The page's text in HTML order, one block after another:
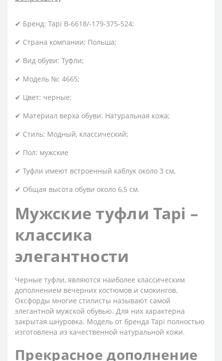
✔ Бренд: Tapi B-6618/-179-375-524;
✔ Страна компании: Польша;
✔ Вид обуви: Туфли;
✔ Модель №: 4665;
✔ Цвет: черные;
✔ Материал верха обуви: Натуральная кожа;
✔ Стиль: Модный, классический;
✔ Пол: мужские
✔ Туфли имеют встроенный каблук около 3 см,
✔ Общая высота обуви около 6,5 см.
Мужские туфли Tapi –
классика
элегантности
Черные туфли, являются наиболее классическим
дополнением вечерних костюмов и смокингов.
Оксфорды многие стилисты называют самой
элегантной мужской обувью. Для них характерна
закрытая шнуровка. Модель от бренда Tapi полностью
изготовлена ​​из качественной натуральной кожи.
Прекрасное дополнение